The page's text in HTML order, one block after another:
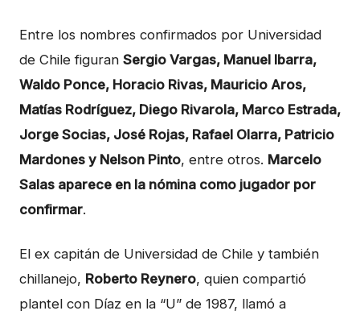
Entre los nombres confirmados por Universidad
de Chile figuran Sergio Vargas, Manuel Ibarra,
Waldo Ponce, Horacio Rivas, Mauricio Aros,
Matías Rodríguez, Diego Rivarola, Marco Estrada,
Jorge Socias, José Rojas, Rafael Olarra, Patricio
Mardones y Nelson Pinto, entre otros. Marcelo
Salas aparece en la nómina como jugador por
confirmar.
El ex capitán de Universidad de Chile y también
chillanejo, Roberto Reynero, quien compartió
plantel con Díaz en la “U” de 1987, llamó a